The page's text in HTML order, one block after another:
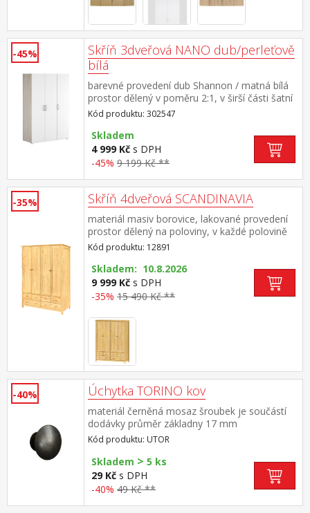
-45%
Skříň 3dveřová NANO dub/perleťově
bílá
barevné provedení dub Shannon / matná bílá
prostor dělený v poměru 2:1, v širší části šatní
tyč, v užší části 3 police
Kód produktu: 302547
Skladem
4 999 Kč s DPH
-45% 9 199 Kč **
-35% Skříň 4dveřová SCANDINAVIA
materiál masiv borovice, lakované provedení
prostor dělený na poloviny, v každé polovině
šatní tyč 4 menší a 2 větší zásuvky s kovovými
pojezdy
Kód produktu: 12891
Skladem: 10.8.2026
9 999 Kč s DPH
-35% 15 490 Kč **
-40% Úchytka TORINO kov
materiál černěná mosaz šroubek je součástí
dodávky průměr základny 17 mm
Kód produktu: UTOR
Skladem > 5 ks
29 Kč s DPH
-40% 49 Kč **